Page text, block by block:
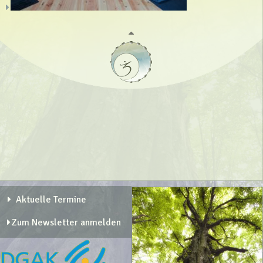
Aktuelle Termine
Zum Newsletter anmelden